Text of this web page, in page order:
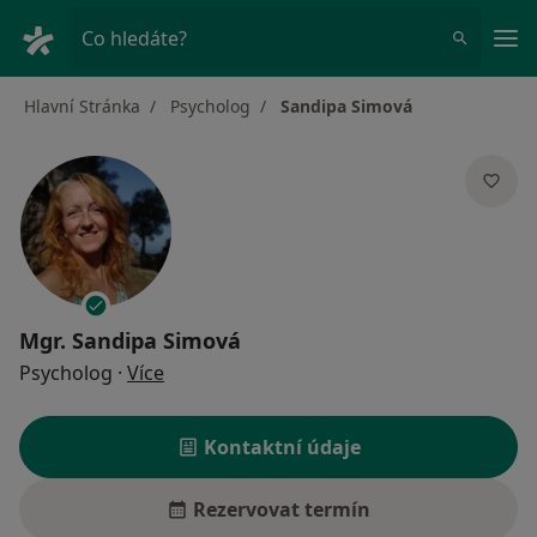
Co hledáte?
Hlavní Stránka Psycholog Sandipa Simová
Mgr. Sandipa Simová
Psycholog · Více
Kontaktní údaje
Rezervovat termín